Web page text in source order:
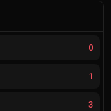
0
1
3